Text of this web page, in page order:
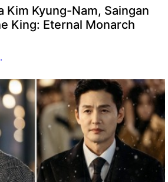
Kim Kyung-Nam, Saingan
King: Eternal Monarch